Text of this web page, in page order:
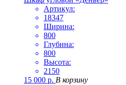
Артикул:
18347
Ширина:
800
Глубина:
800
Высота:
2150
15 000 р. В корзину